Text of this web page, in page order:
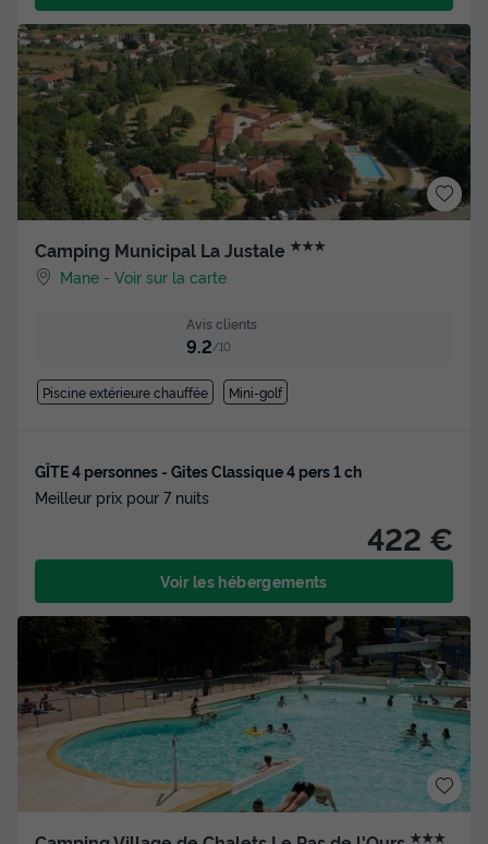
Camping Municipal La Justale ★★★
Mane -Voir sur la carte
Avis clients
9.2/10
Piscine extérieure chauffée Mini-golf
GÎTE 4 personnes - Gites Classique 4 pers 1 ch
Meilleur prix pour 7 nuits
422 €
Voir les hébergements
★★★